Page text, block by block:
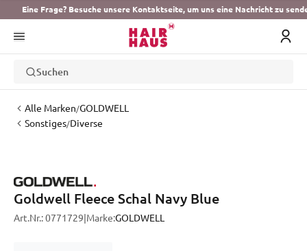
Eine Frage? Besuche unsere Kontaktseite, um uns eine Nachricht zu
Suchen
Alle Marken/GOLDWELL
Sonstiges/Diverse
Goldwell Fleece Schal Navy Blue
Art.Nr.:0771729 Marke:GOLDWELL